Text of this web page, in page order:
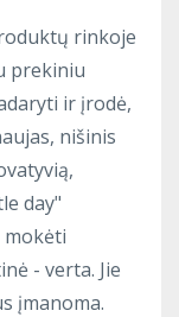
rinkoje
prekiniu
ir įrodė,
nišinis
day"
mokėti
- verta. Jie
įmanoma.